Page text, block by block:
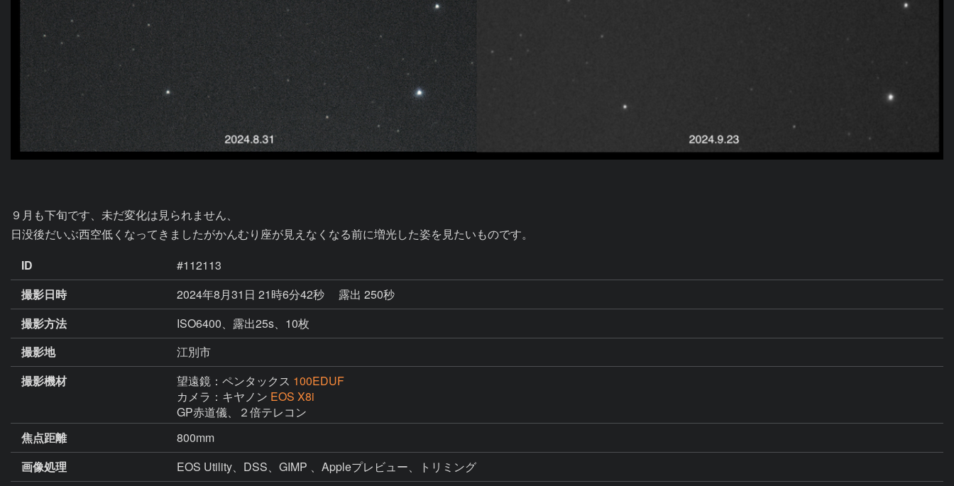
９月も下旬です、未だ変化は見られません、
日没後だいぶ西空低くなってきましたがかんむり座が見えなくなる前に増光した姿を見たいものです。
ID
#112113
撮影日時
2024年8月31日 21時6分42秒
露出 250秒
撮影方法
ISO6400、露出25s、10枚
撮影地
江別市
撮影機材
望遠鏡：ペンタックス 100EDUF
カメラ：キヤノン EOS X8i
GP赤道儀、２倍テレコン
焦点距離
800mm
画像処理
EOS Utility、DSS、GIMP 、Appleプレビュー、トリミング